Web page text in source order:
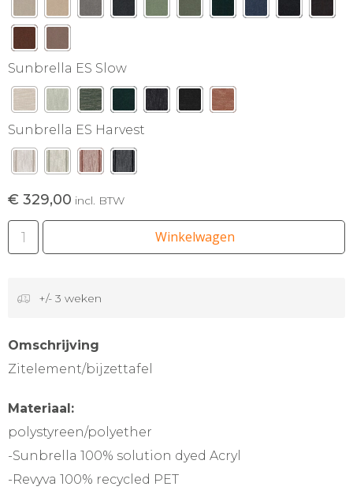
Sunbrella ES Slow
Sunbrella ES Harvest
€ 329,00 incl. BTW
Winkelwagen
+/- 3 weken
Omschrijving
Zitelement/bijzettafel
Materiaal:
polystyreen/polyether
-Sunbrella 100% solution dyed Acryl
-Revyva 100% recycled PET